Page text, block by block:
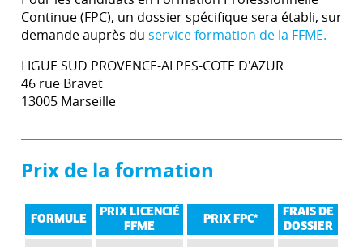
Continue (FPC), un dossier spécifique sera établi, sur
demande auprès du service formation de la FFME.
LIGUE SUD PROVENCE-ALPES-COTE D'AZUR
46 rue Bravet
13005 Marseille
Prix de la formation
FORMULE
PRIX LICENCIÉ
FFME
PRIX FPC*
FRAIS DE
DOSSIER